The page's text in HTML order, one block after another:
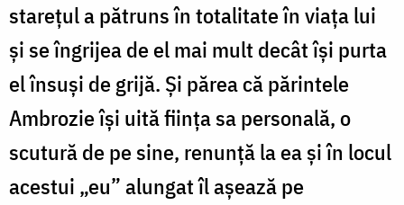
starețul a pătruns în totalitate în viața lui
și se îngrijea de el mai mult decât își purta
el însuși de grijă. Și părea că părintele
Ambrozie își uită ființa sa personală, o
scutură de pe sine, renunță la ea și în locul
acestui „eu” alungat îl așează pe